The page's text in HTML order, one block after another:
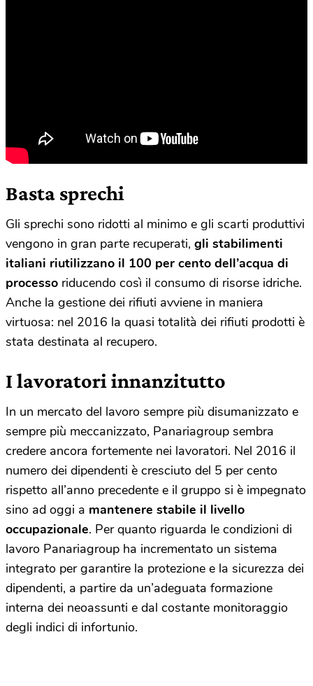
Basta sprechi
Gli sprechi sono ridotti al minimo e gli scarti produttivi
vengono in gran parte recuperati, gli stabilimenti
italiani riutilizzano il 100 per cento dell’acqua di
processo riducendo così il consumo di risorse idriche.
Anche la gestione dei rifiuti avviene in maniera
virtuosa: nel 2016 la quasi totalità dei rifiuti prodotti è
stata destinata al recupero.
I lavoratori innanzitutto
In un mercato del lavoro sempre più disumanizzato e
sempre più meccanizzato, Panariagroup sembra
credere ancora fortemente nei lavoratori. Nel 2016 il
numero dei dipendenti è cresciuto del 5 per cento
rispetto all’anno precedente e il gruppo si è impegnato
sino ad oggi a mantenere stabile il livello
occupazionale. Per quanto riguarda le condizioni di
lavoro Panariagroup ha incrementato un sistema
integrato per garantire la protezione e la sicurezza dei
dipendenti, a partire da un’adeguata formazione
interna dei neoassunti e dal costante monitoraggio
degli indici di infortunio.